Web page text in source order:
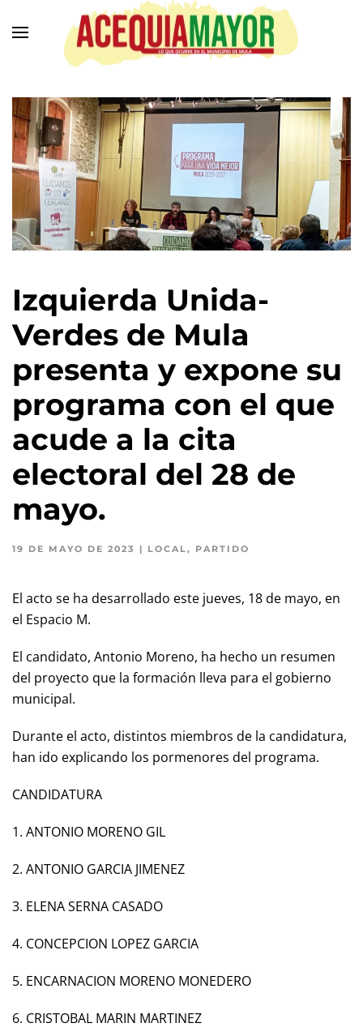
principal
Izquierda Unida-
Verdes de Mula
presenta y expone su
programa con el que
acude a la cita
electoral del 28 de
mayo.
19 DE MAYO DE 2023 | LOCAL, PARTIDO
El acto se ha desarrollado este jueves, 18 de mayo, en
el Espacio M.
El candidato, Antonio Moreno, ha hecho un resumen
del proyecto que la formación lleva para el gobierno
municipal.
Durante el acto, distintos miembros de la candidatura,
han ido explicando los pormenores del programa.
CANDIDATURA
1. ANTONIO MORENO GIL
2. ANTONIO GARCIA JIMENEZ
3. ELENA SERNA CASADO
4. CONCEPCION LOPEZ GARCIA
5. ENCARNACION MORENO MONEDERO
6. CRISTOBAL MARIN MARTINEZ